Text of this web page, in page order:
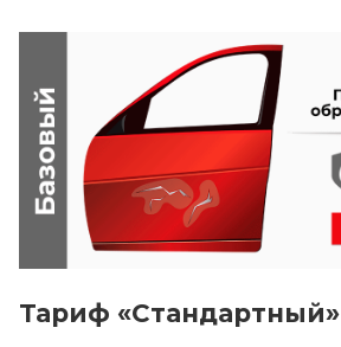
Тариф «Стандартный»